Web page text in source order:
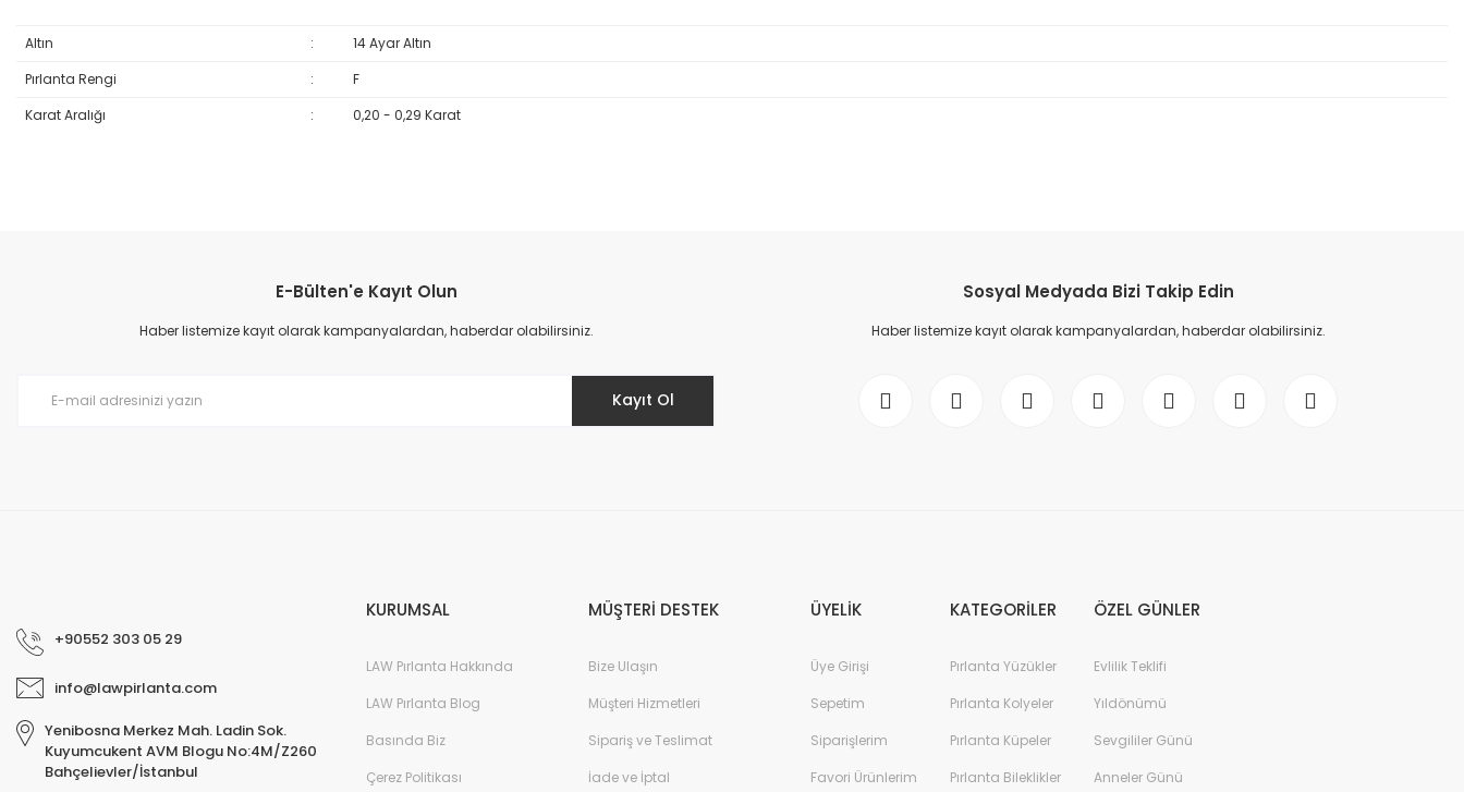
Altın :
14 Ayar Altın
Pırlanta Rengi
:
F
Karat Aralığı
: 0,20 - 0,29 Karat
Ürün resmi kalitesiz, bozuk veya görüntülenemiyor.
Ürün açıklamasında eksik bilgiler bulunuyor.
E-Bülten'e Kayıt Olun
Haber listemize kayıt olarak kampanyalardan, haberdar olabilirsiniz.
Kayıt Ol
Sosyal Medyada Bizi Takip Edin
Haber listemize kayıt olarak kampanyalardan, haberdar olabilirsiniz.
+90552 303 05 29
info@lawpirlanta.com
Yenibosna Merkez Mah. Ladin Sok.
Kuyumcukent AVM Blogu No:4M/Z260
Bahçelievler/İstanbul
KURUMSAL
LAW Pırlanta Hakkında
LAW Pırlanta Blog
Basında Biz
Çerez Politikası
MÜŞTERİ DESTEK
Bize Ulaşın
Müşteri Hizmetleri
Sipariş ve Teslimat
İade ve İptal
ÜYELİK
Üye Girişi
Sepetim
Siparişlerim
Favori Ürünlerim
KATEGORİLER
Pırlanta Yüzükler
Pırlanta Kolyeler
Pırlanta Küpeler
Pırlanta Bileklikler
ÖZEL GÜNLER
Evlilik Teklifi
Yıldönümü
Sevgililer Günü
Anneler Günü